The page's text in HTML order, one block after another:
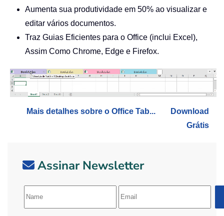
Aumenta sua produtividade em 50% ao visualizar e
editar vários documentos.
Traz Guias Eficientes para o Office (inclui Excel),
Assim Como Chrome, Edge e Firefox.
Mais detalhes sobre o Office Tab...
Download
Grátis
Assinar Newsletter